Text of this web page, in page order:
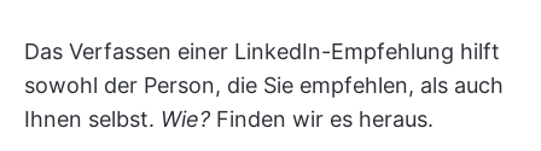
Das Verfassen einer LinkedIn-Empfehlung hilft
sowohl der Person, die Sie empfehlen, als auch
Ihnen selbst. Wie? Finden wir es heraus.